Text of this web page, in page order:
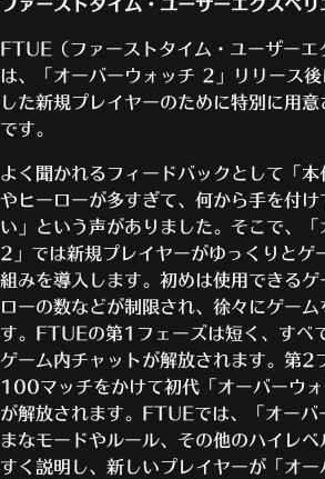
ファーストタイム・ユーザーエクスペリ
FTUE（ファーストタイム・ユーザーエ
は、「オーバーウォッチ 2」リリース
した新規プレイヤーのために特別に用
です。
よく聞かれるフィードバックとして「本
やヒーローが多すぎて、何から手を付け
い」という声がありました。そこで、「
2」では新規プレイヤーがゆっくりとゲ
組みを導入します。初めは使用できる
ローの数などが制限され、徐々にゲー
す。FTUEの第1フェーズは短く、すべ
ゲーム内チャットが解放されます。第2
100マッチをかけて初代「オーバーウ
が解放されます。FTUEでは、「オーバ
まなモードやルール、その他のハイレ
すく説明し、新しいプレイヤーが「オ